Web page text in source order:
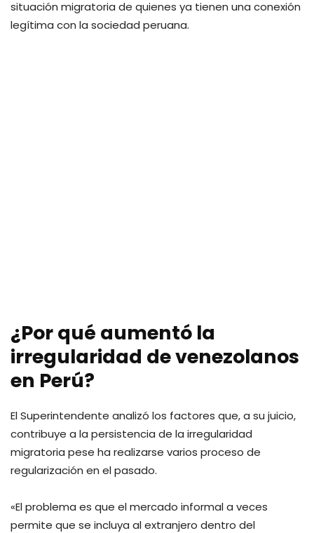
situación migratoria de quienes ya tienen una conexión
legítima con la sociedad peruana.
¿Por qué aumentó la
irregularidad de venezolanos
en Perú?
El Superintendente analizó los factores que, a su juicio,
contribuye a la persistencia de la irregularidad
migratoria pese ha realizarse varios proceso de
regularización en el pasado.
«El problema es que el mercado informal a veces
permite que se incluya al extranjero dentro del